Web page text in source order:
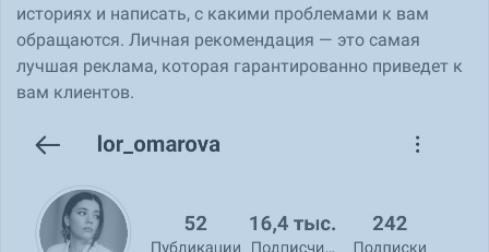
историях и написать, с какими проблемами к вам
обращаются. Личная рекомендация — это самая
лучшая реклама, которая гарантированно приведет к
вам клиентов.